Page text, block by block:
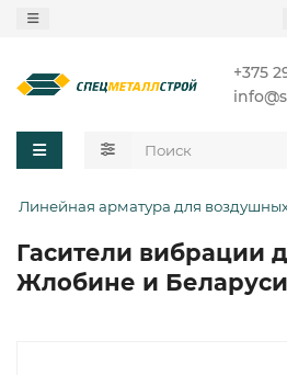
+375
Линейная арматура для
Гасители вибрации
Жлобине и Беларуси